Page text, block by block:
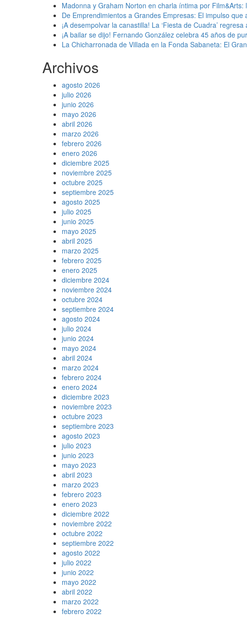
Madonna y Graham Norton en charla íntima por Film&Arts:
De Emprendimientos a Grandes Empresas: El impulso
¡A desempolvar la canastilla! La ‘Fiesta de Cuadra’
¡A bailar se dijo! Fernando González celebra 45 años de
La Chicharronada de Villada en la Fonda Sabaneta: El
Archivos
agosto 2026
julio 2026
junio 2026
mayo 2026
abril 2026
marzo 2026
febrero 2026
enero 2026
diciembre 2025
noviembre 2025
octubre 2025
septiembre 2025
agosto 2025
julio 2025
junio 2025
mayo 2025
abril 2025
marzo 2025
febrero 2025
enero 2025
diciembre 2024
noviembre 2024
octubre 2024
septiembre 2024
agosto 2024
julio 2024
junio 2024
mayo 2024
abril 2024
marzo 2024
febrero 2024
enero 2024
diciembre 2023
noviembre 2023
octubre 2023
septiembre 2023
agosto 2023
julio 2023
junio 2023
mayo 2023
abril 2023
marzo 2023
febrero 2023
enero 2023
diciembre 2022
noviembre 2022
octubre 2022
septiembre 2022
agosto 2022
julio 2022
junio 2022
mayo 2022
abril 2022
marzo 2022
febrero 2022